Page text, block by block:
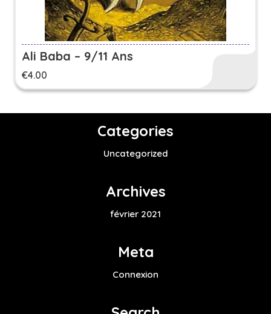
Ali Baba – 9/11 Ans
€4.00
Categories
Uncategorized
Archives
février 2021
Meta
Connexion